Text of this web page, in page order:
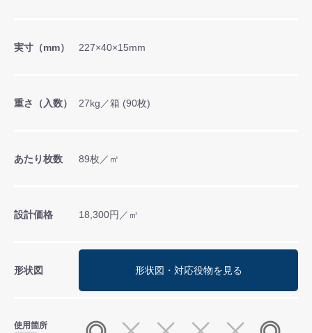
実寸（mm） 227×40×15mm
重さ（入数） 27kg／箱 (90枚)
あたり枚数 89枚／㎡
設計価格 18,300円／㎡
形状図 形状図・対応役物を見る
使用箇所